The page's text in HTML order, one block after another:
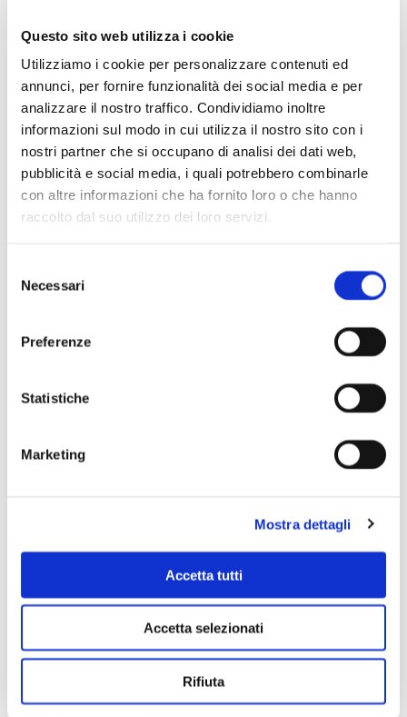
Questo sito web utilizza i cookie
Utilizziamo i cookie per personalizzare contenuti ed
annunci, per fornire funzionalità dei social media e per
analizzare il nostro traffico. Condividiamo inoltre
informazioni sul modo in cui utilizza il nostro sito con i
nostri partner che si occupano di analisi dei dati web,
pubblicità e social media, i quali potrebbero combinarle
con altre informazioni che ha fornito loro o che hanno
raccolto dal suo utilizzo dei loro servizi.
delNecessari
Preferenze
Statistiche
Marketing
Mostra dettagli
Accetta tutti
Accetta selezionati
Rifiuta
Scopri di più